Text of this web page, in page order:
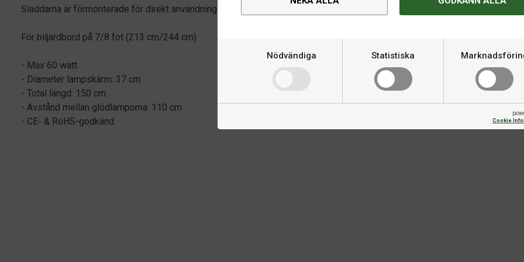
Nödvändiga Statistiska
Cookie
Sladdarna är förmonterade för direkt användning.
För biljardbord på 7/8 fot (213 cm/244 cm).
- Max 60 watt
- Diameter lampskärm: 37 cm
- Total längd: 150 cm
- Avstånd mellan glödlamporna: 110 cm
- CE- & RoHS-godkänd